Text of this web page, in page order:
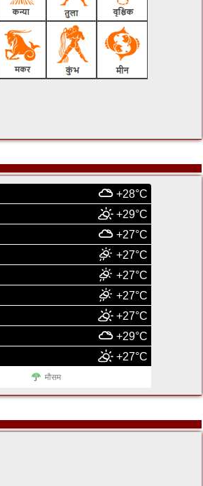
+28°C
+29°C
+27°C
+27°C
+27°C
+27°C
+27°C
+29°C
+27°C
मौसम